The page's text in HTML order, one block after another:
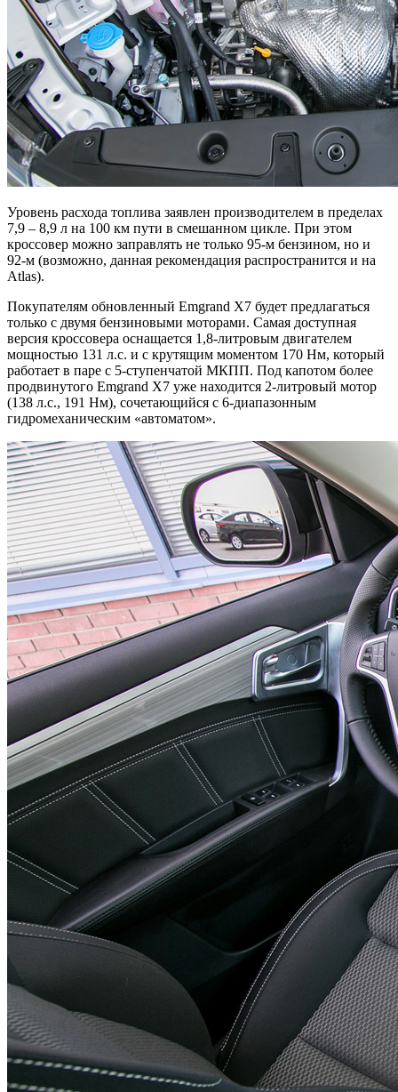
Уровень расхода топлива заявлен производителем в пределах
7,9 – 8,9 л на 100 км пути в смешанном цикле. При этом
кроссовер можно заправлять не только 95-м бензином, но и
92-м (возможно, данная рекомендация распространится и на
Atlas).
Покупателям обновленный Emgrand X7 будет предлагаться
только с двумя бензиновыми моторами. Самая доступная
версия кроссовера оснащается 1,8-литровым двигателем
мощностью 131 л.с. и с крутящим моментом 170 Нм, который
работает в паре с 5-ступенчатой МКПП. Под капотом более
продвинутого Emgrand X7 уже находится 2-литровый мотор
(138 л.с., 191 Нм), сочетающийся с 6-диапазонным
гидромеханическим «автоматом».